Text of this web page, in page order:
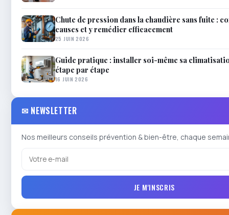
Chute de pression dans la chaudière sans fuite :
causes et y remédier efficacement
25 JUIN 2026
Guide pratique : installer soi-même sa
étape par étape
16 JUIN 2026
✉ NEWSLETTER
Nos meilleurs conseils prévention & bien-être, chaque
JE M'INSCRIS